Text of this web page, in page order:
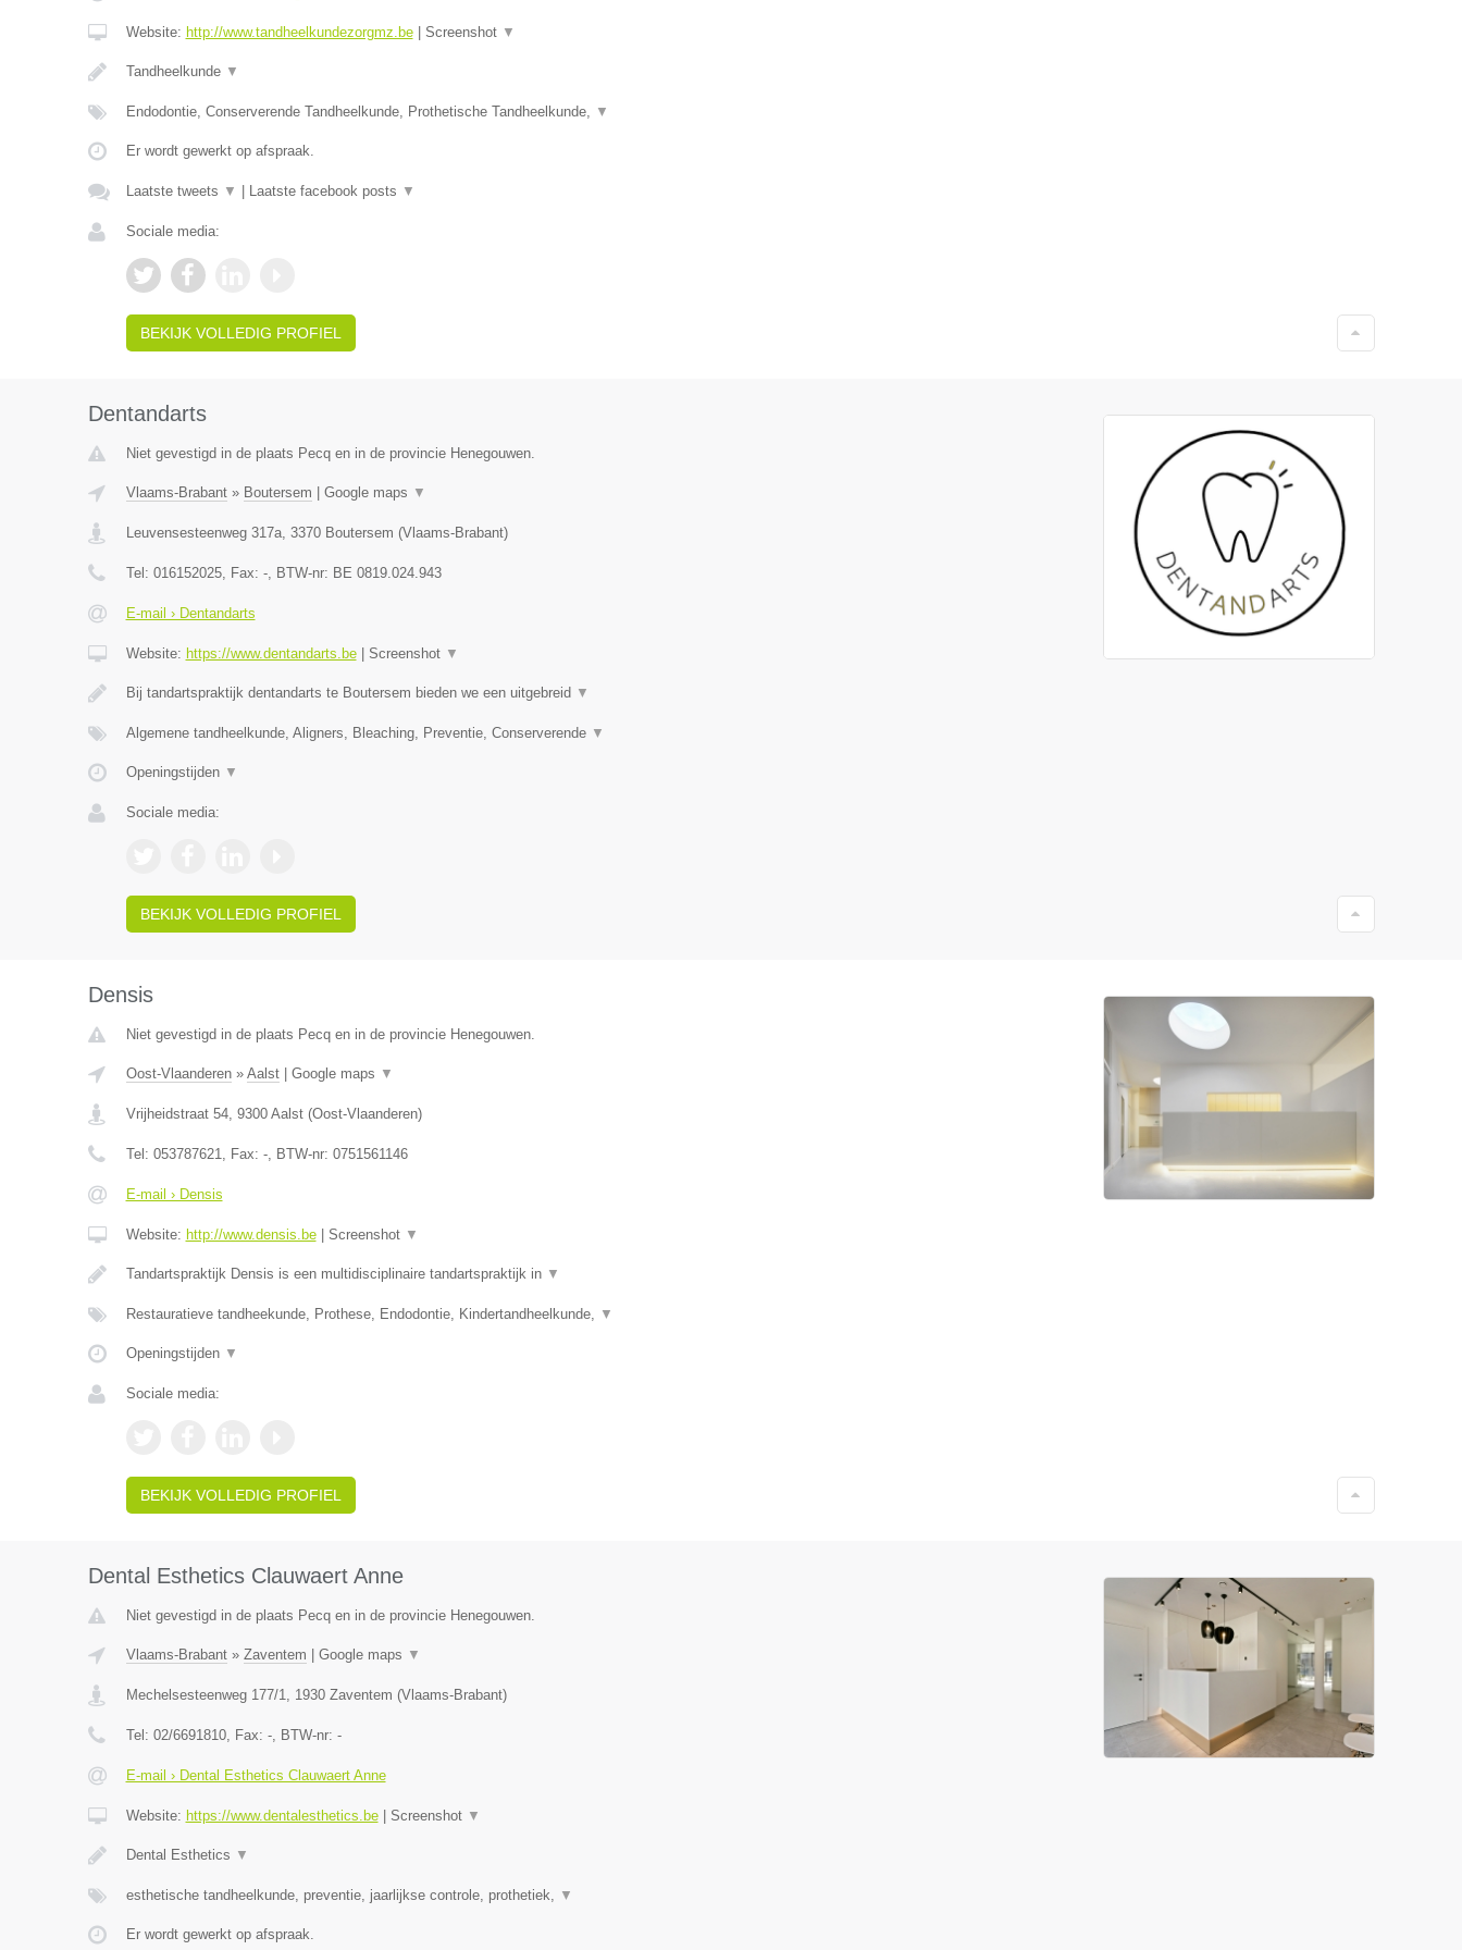
Website: http://www.tandheelkundezorgmz.be| Screenshot ▼
Tandheelkunde ▼
Endodontie, Conserverende Tandheelkunde, Prothetische Tandheelkunde, ▼
Er wordt gewerkt op afspraak.
Laatste tweets ▼ Laatste facebook posts ▼
Sociale media:
BEKIJK VOLLEDIG PROFIEL
Dentandarts
Niet gevestigd in de plaats Pecq en in de provincie Henegouwen.
Vlaams-Brabant» Boutersem Google maps ▼
Leuvensesteenweg 317a, 3370 Boutersem (Vlaams-Brabant)
Tel: 016152025, Fax: -, BTW-nr: BE 0819.024.943
E-mail › Dentandarts
Website: https://www.dentandarts.be| Screenshot ▼
Bij tandartspraktijk dentandarts te Boutersem bieden we een uitgebreid ▼
Algemene tandheelkunde, Aligners, Bleaching, Preventie, Conserverende ▼
Openingstijden ▼
Sociale media:
BEKIJK VOLLEDIG PROFIEL
Densis
Niet gevestigd in de plaats Pecq en in de provincie Henegouwen.
Oost-Vlaanderen» Aalst| Google maps ▼
Vrijheidstraat 54, 9300 Aalst(Oost-Vlaanderen)
Tel: 053787621, Fax: -, BTW-nr: 0751561146
E-mail › Densis
Website: http://www.densis.be| Screenshot ▼
Tandartspraktijk Densis is een multidisciplinaire tandartspraktijk in ▼
Restauratieve tandheekunde, Prothese, Endodontie, Kindertandheelkunde, ▼
Openingstijden ▼
Sociale media:
BEKIJK VOLLEDIG PROFIEL
Dental Esthetics Clauwaert Anne
Niet gevestigd in de plaats Pecq en in de provincie Henegouwen.
Vlaams-Brabant» Zaventem Google maps ▼
Mechelsesteenweg 177/1, 1930 Zaventem (Vlaams-Brabant)
Tel: 02/6691810, Fax: -, BTW-nr: -
E-mail › Dental Esthetics Clauwaert Anne
Website: https://www.dentalesthetics.be| Screenshot ▼
Dental Esthetics ▼
esthetische tandheelkunde, preventie, jaarlijkse controle, prothetiek, ▼
Er wordt gewerkt op afspraak.